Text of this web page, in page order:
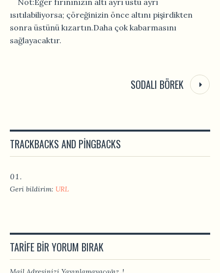
Not:Eğer fırınınızın altı ayrı üstü ayrı
ısıtılabiliyorsa; çöreğinizin önce altını pişirdikten
sonra üstünü kızartın.Daha çok kabarmasını
sağlayacaktır.
SODALI BÖREK
TRACKBACKS AND PINGBACKS
Geri bildirim: URL
TARIFE BIR YORUM BIRAK